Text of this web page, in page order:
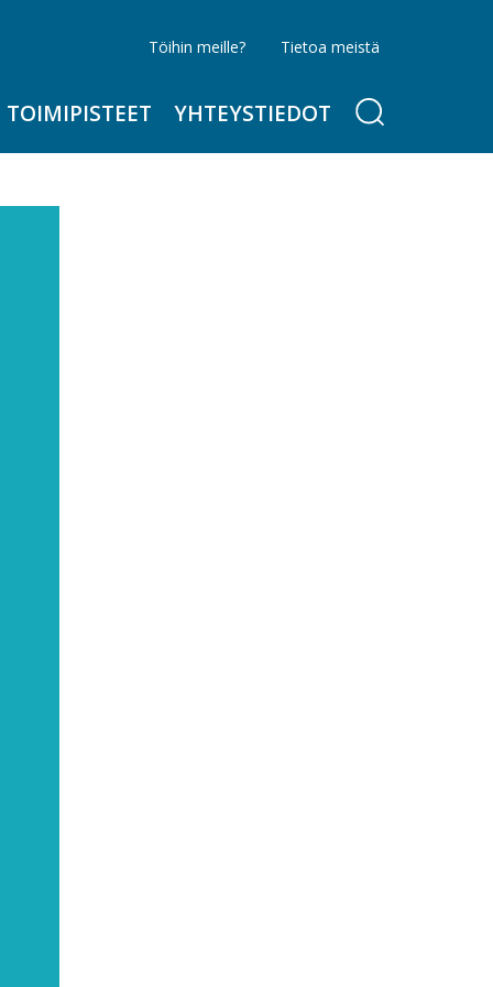
Tietoa meistä
Töihin meille?
TOIMIPISTEET YHTEYSTIEDOT